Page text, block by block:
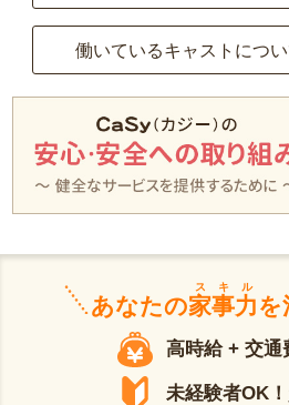
働いているキャストにつ
あなたの家事力
スキル
を
高時給 + 交通
未経験者OK